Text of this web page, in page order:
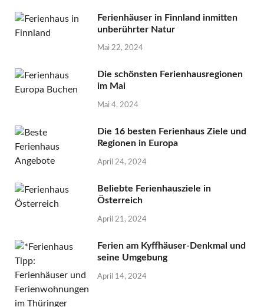
Ferienhäuser in Finnland inmitten
unberührter Natur
Mai 22, 2024
Die schönsten Ferienhausregionen
im Mai
Mai 4, 2024
Die 16 besten Ferienhaus Ziele und
Regionen in Europa
April 24, 2024
Beliebte Ferienhausziele in
Österreich
April 21, 2024
Ferien am Kyffhäuser-Denkmal und
seine Umgebung
April 14, 2024